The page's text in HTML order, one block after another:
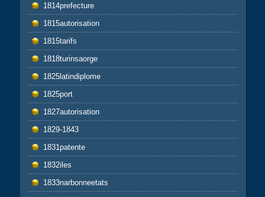
1814prefecture
1815autorisation
1815tarifs
1818turinsaorge
1825latindiplome
1825port
1827autorisation
1829-1843
1831patente
1832iles
1833narbonneetats